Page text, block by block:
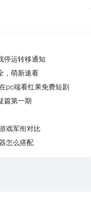
停运转移通知
，萌新速看
pc端看红果免费短剧
篇第一期
戏军衔对比
怎么搭配